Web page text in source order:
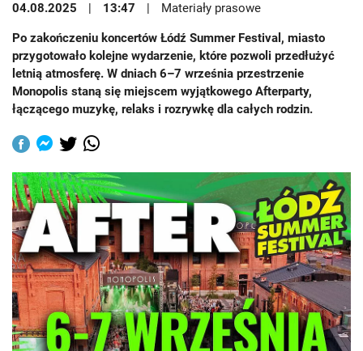
04.08.2025 13:47 Materiały prasowe
Po zakończeniu koncertów Łódź Summer Festival, miasto
przygotowało kolejne wydarzenie, które pozwoli przedłużyć
letnią atmosferę. W dniach 6–7 września przestrzenie
Monopolis staną się miejscem wyjątkowego Afterparty,
łączącego muzykę, relaks i rozrywkę dla całych rodzin.